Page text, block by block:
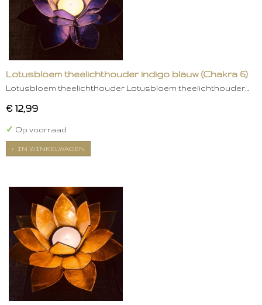
Lotusbloem theelichthouder indigo blauw (Chakra 6)
Lotusbloem theelichthouder Lotusbloem theelichthouder…
€ 12,99
✓ Op voorraad
IN WINKELWAGEN